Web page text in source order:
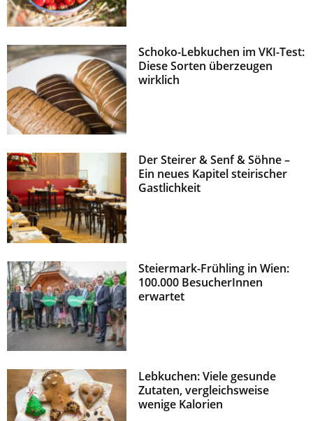
Schoko-Lebkuchen im VKI-Test:
Diese Sorten überzeugen
wirklich
Der Steirer & Senf & Söhne –
Ein neues Kapitel steirischer
Gastlichkeit
Steiermark-Frühling in Wien:
100.000 BesucherInnen
erwartet
Lebkuchen: Viele gesunde
Zutaten, vergleichsweise
wenige Kalorien